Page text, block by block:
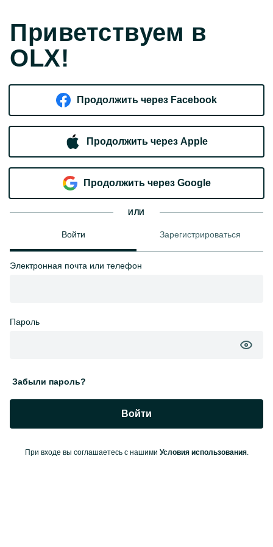
Приветствуем в
OLX!
Продолжить через Facebook
Продолжить через Apple
Продолжить через Google
ИЛИ
Войти Зарегистрироваться
Электронная почта или телефон
Пароль
Забыли пароль?
Войти
При входе вы соглашаетесь с нашими Условия использования.